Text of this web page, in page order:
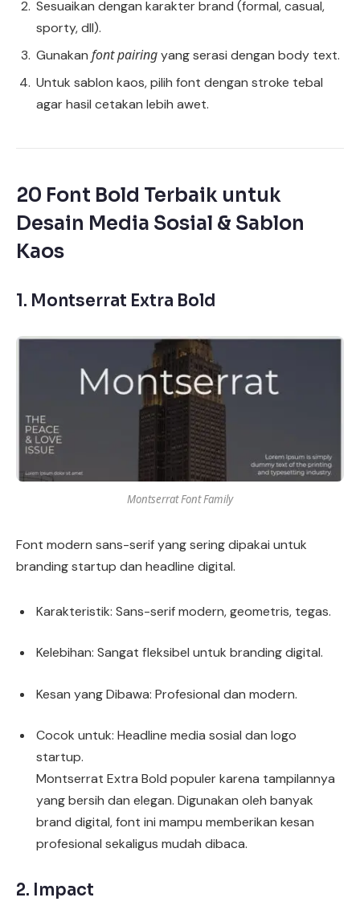
Sesuaikan dengan karakter brand (formal, casual,
sporty, dll).
Gunakan font pairingyang serasi dengan body text.
Untuk sablon kaos, pilih font dengan stroke tebal
agar hasil cetakan lebih awet.
20 Font Bold Terbaik untuk
Desain Media Sosial & Sablon
Kaos
1. Montserrat Extra Bold
Montserrat Font Family
Font modern sans-serif yang sering dipakai untuk
branding startup dan headline digital.
Karakteristik: Sans-serif modern, geometris, tegas.
Kelebihan: Sangat fleksibel untuk branding digital.
Kesan yang Dibawa: Profesional dan modern.
Cocok untuk: Headline media sosial dan logo
startup.
Montserrat Extra Bold populer karena tampilannya
yang bersih dan elegan. Digunakan oleh banyak
brand digital, font ini mampu memberikan kesan
profesional sekaligus mudah dibaca.
2. Impact